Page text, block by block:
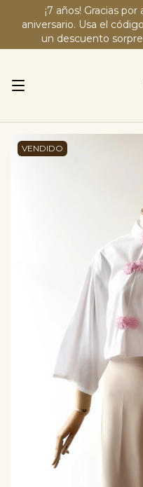
¡7 años! Gracias
aniversario. Usa el
un descuento